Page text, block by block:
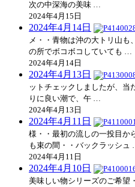
次の中深海の美味 …
2024年4月15日
2024年4月14日
メ・・青物は沖の大トリ山も
の所でボコボコしていても …
2024年4月14日
2024年4月13日
ットチェックしましたが、当
りに良い潮で、午 …
2024年4月13日
2024年4月11日
様・・最初の流しの一投目か
も束の間・・バックラッシュ
2024年4月11日
2024年4月10日
美味しい物シリーズのご希望